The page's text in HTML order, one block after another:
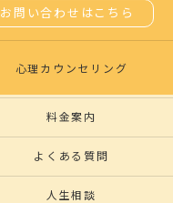
お問い合わせはこちら
心理カウンセリング
料金案内
よくある質問
人生相談